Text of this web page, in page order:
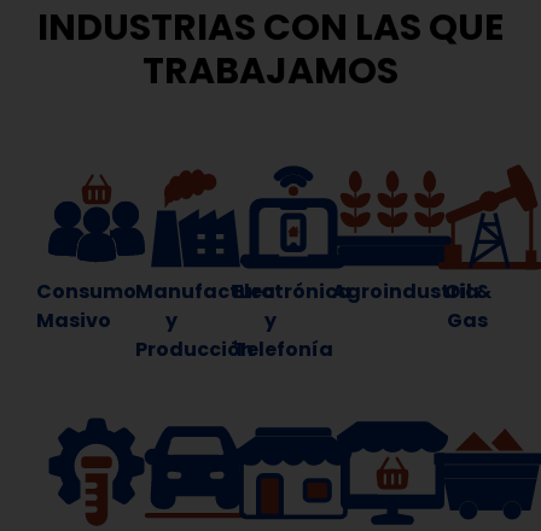
INDUSTRIAS CON LAS QUE
TRABAJAMOS
Consumo
Masivo
Manufactura
y
Producción
Electrónica
y
Telefonía
Agroindustria
Oil &
Gas